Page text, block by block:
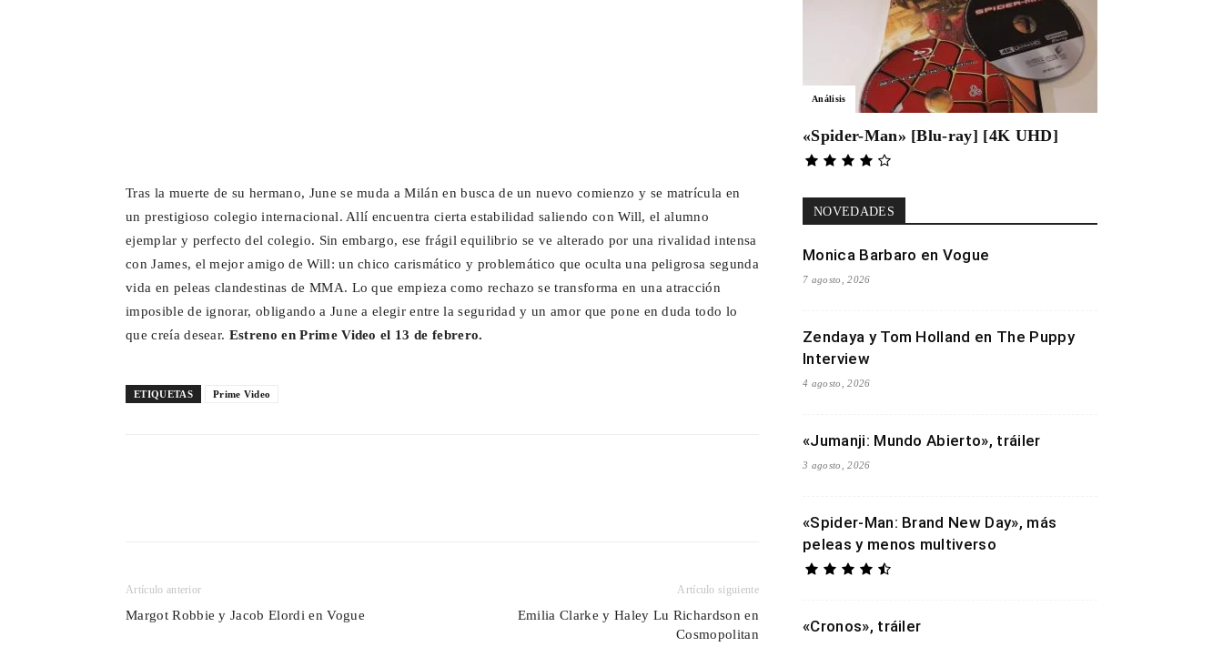
Tras la muerte de su hermano, June se muda a Milán en busca de un nuevo comienzo y se matrícula en
un prestigioso colegio internacional. Allí encuentra cierta estabilidad saliendo con Will, el alumno
ejemplar y perfecto del colegio. Sin embargo, ese frágil equilibrio se ve alterado por una rivalidad intensa
con James, el mejor amigo de Will: un chico carismático y problemático que oculta una peligrosa segunda
vida en peleas clandestinas de MMA. Lo que empieza como rechazo se transforma en una atracción
imposible de ignorar, obligando a June a elegir entre la seguridad y un amor que pone en duda todo lo
que creía desear. Estreno en Prime Video el 13 de febrero.
ETIQUETAS Prime Video
Artículo anterior
Margot Robbie y Jacob Elordi en Vogue
Artículo siguiente
Emilia Clarke y Haley Lu Richardson en
Cosmopolitan
Análisis
«Spider-Man» [Blu-ray] [4K UHD]
NOVEDADES
Monica Barbaro en Vogue
7 agosto, 2026
Zendaya y Tom Holland en The Puppy
Interview
4 agosto, 2026
«Jumanji: Mundo Abierto», tráiler
3 agosto, 2026
«Spider-Man: Brand New Day», más
peleas y menos multiverso
«Cronos», tráiler